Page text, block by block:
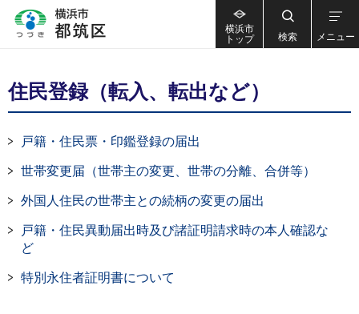
横浜市
トップ
検索 メニュー
住民登録（転入、転出など）
戸籍・住民票・印鑑登録の届出
世帯変更届（世帯主の変更、世帯の分離、合併等）
外国人住民の世帯主との続柄の変更の届出
戸籍・住民異動届出時及び諸証明請求時の本人確認な
ど
特別永住者証明書について